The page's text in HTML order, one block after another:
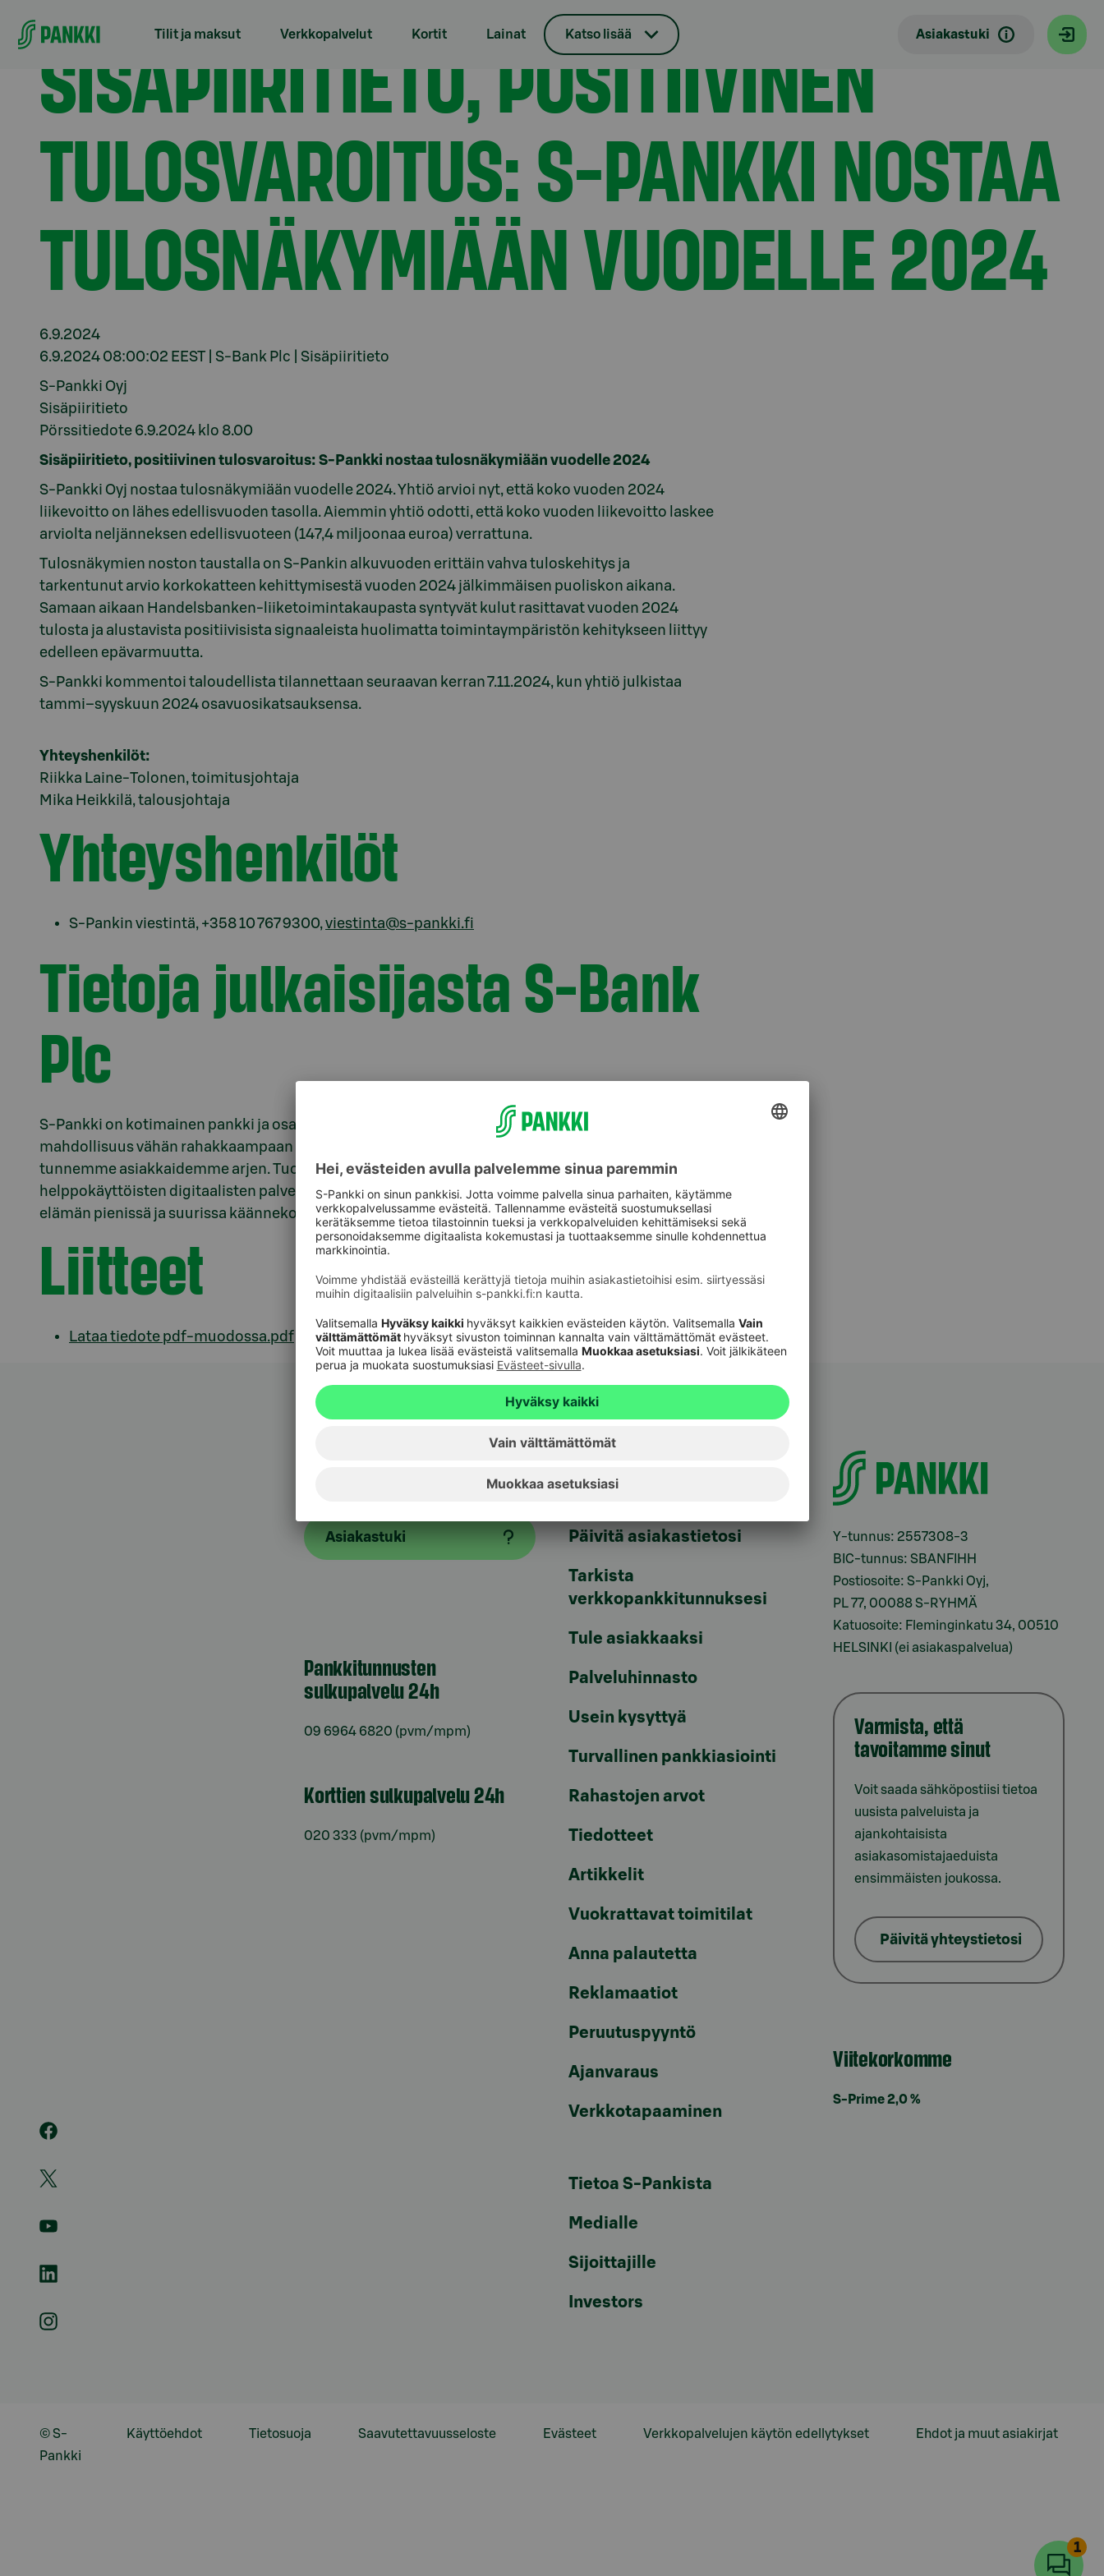
Tilit ja maksut Verkkopalvelut Kortit Lainat Katso lisää Asiakastuki
Sisäpiiritieto, positiivinen tulosvaroitus: S-Pankki nostaa tulosnäkymiään vuodelle 2024
SISÄPIIRITIETO, POSITIIVINEN
TULOSVAROITUS: S-PANKKI NOSTAA
TULOSNÄKYMIÄÄN VUODELLE 2024
6.9.2024
6.9.2024 08:00:02 EEST | S-Bank Plc | Sisäpiiritieto
S-Pankki Oyj
Sisäpiiritieto
Pörssitiedote 6.9.2024 klo 8.00
Sisäpiiritieto, positiivinen tulosvaroitus: S-Pankki nostaa tulosnäkymiään vuodelle 2024
S-Pankki Oyj nostaa tulosnäkymiään vuodelle 2024. Yhtiö arvioi nyt, että koko vuoden 2024
liikevoitto on lähes edellisvuoden tasolla. Aiemmin yhtiö odotti, että koko vuoden liikevoitto laskee
arviolta neljänneksen edellisvuoteen (147,4 miljoonaa euroa) verrattuna.
Tulosnäkymien noston taustalla on S-Pankin alkuvuoden erittäin vahva tuloskehitys ja
tarkentunut arvio korkokatteen kehittymisestä vuoden 2024 jälkimmäisen puoliskon aikana.
Samaan aikaan Handelsbanken-liiketoimintakaupasta syntyvät kulut rasittavat vuoden 2024
tulosta ja alustavista positiivisista signaaleista huolimatta toimintaympäristön kehitykseen liittyy
edelleen epävarmuutta.
S-Pankki kommentoi taloudellista tilannettaan seuraavan kerran 7.11.2024, kun yhtiö julkistaa
tammi–syyskuun 2024 osavuosikatsauksensa.
Yhteyshenkilöt:
Riikka Laine-Tolonen, toimitusjohtaja
Mika Heikkilä, talousjohtaja
Yhteyshenkilöt
S-Pankin viestintä, +358 10 767 9300,viestinta@s-pankki.fi
Tietoja julkaisijasta S-Bank
Plc
S-Pankki on kotimainen pankki ja osa S-ryhmää. Olemme olemassa siksi, että jokaisella olisi
mahdollisuus vähän rahakkaampaan huomiseen. Meillä on yli kolme miljoonaa asiakasta ja
tunnemme asiakkaidemme arjen. Tuomme siihen helppoutta ja hyötyä muun muassa
helppokäyttöisten digitaalisten palveluidemme avulla. Täyden palvelun pankkina olemme tukena
elämän pienissä ja suurissa käännekohdissa.s-pankki.fi
Liitteet
Lataa tiedote pdf-muodossa.pdf
Asiakastuki
Pankkitunnusten
sulkupalvelu 24h
09 6964 6820 (pvm/mpm)
Korttien sulkupalvelu 24h
020 333 (pvm/mpm)
Oikopolut
Päivitä asiakastietosi
Tarkista
verkkopankkitunnuksesi
Tule asiakkaaksi
Palveluhinnasto
Usein kysyttyä
Turvallinen pankkiasiointi
Rahastojen arvot
Tiedotteet
Artikkelit
Vuokrattavat toimitilat
Anna palautetta
Reklamaatiot
Peruutuspyyntö
Ajanvaraus
Verkkotapaaminen
Tietoa S-Pankista
Medialle
Sijoittajille
Investors
Y-tunnus: 2557308-3
BIC-tunnus: SBANFIHH
Postiosoite: S-Pankki Oyj,
PL 77, 00088 S-RYHMÄ
Katuosoite: Fleminginkatu 34, 00510
HELSINKI (ei asiakaspalvelua)
Varmista, että
tavoitamme sinut
Voit saada sähköpostiisi tietoa
uusista palveluista ja
ajankohtaisista
asiakasomistajaeduista
ensimmäisten joukossa.
Päivitä yhteystietosi
Viitekorkomme
S-Prime 2,0 %
Käyttöehdot Tietosuoja Saavutettavuusseloste Evästeet Verkkopalvelujen käytön edellytykset Ehdot ja muut asiakirjat
© S-
Pankki
1